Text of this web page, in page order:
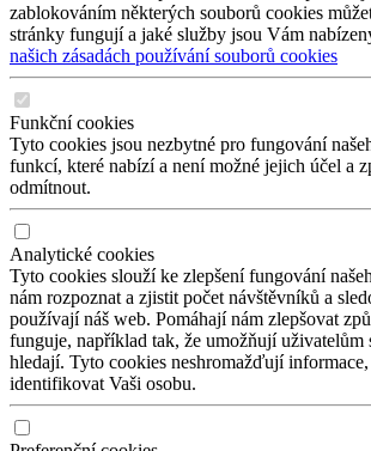
zablokováním některých souborů cookies
stránky fungují a jaké služby jsou Vám
našich zásadách používání souborů cookies
Funkční cookies
Tyto cookies jsou nezbytné pro fungování
funkcí, které nabízí a není možné jejich účel a
odmítnout.
Analytické cookies
Tyto cookies slouží ke zlepšení fungování
nám rozpoznat a zjistit počet návštěvníků a
používají náš web. Pomáhají nám zlepšovat
funguje, například tak, že umožňují uživatelům
hledají. Tyto cookies neshromažďují
identifikovat Vaši osobu.